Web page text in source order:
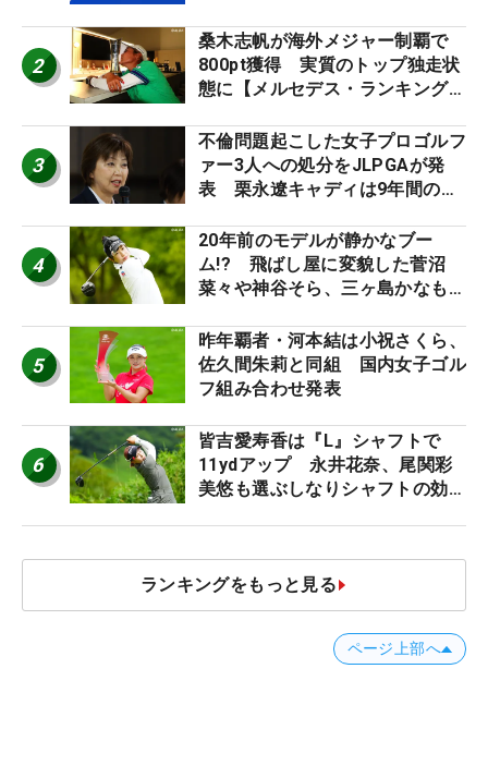
2
桑木志帆が海外メジャー制覇で
800pt獲得 実質のトップ独走状
態に【メルセデス・ランキング番
3
不倫問題起こした女子プロゴルフ
ァー3人への処分をJLPGAが発
表 栗永遼キャディは9年間の立
4
20年前のモデルが静かなブー
ム!? 飛ばし屋に変貌した菅沼
菜々や神谷そら、三ヶ島かなも使
ロたちの“飛ばしギア”】
5
昨年覇者・河本結は小祝さくら、
佐久間朱莉と同組 国内女子ゴル
フ組み合わせ発表
6
皆吉愛寿香は『L』シャフトで
11ydアップ 永井花奈、尾関彩
美悠も選ぶしなりシャフトの効果
ランキングをもっと見る
ページ上部へ